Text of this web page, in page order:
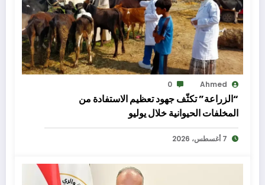
Ahmed
0
“الزراعة” تكثّف جهود تعظيم الاستفادة من
المخلفات الحيوانية خلال يوليو
7 أغسطس، 2026